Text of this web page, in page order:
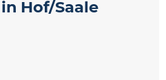
Hof/Saale